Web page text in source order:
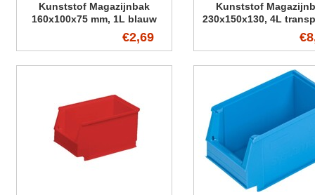
Kunststof Magazijnbak
160x100x75 mm, 1L blauw
€2,69
Kunststof
230x150x130, 4L